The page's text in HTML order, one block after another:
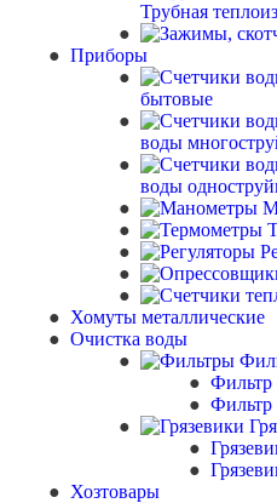
Трубная
Приборы
бытовые
воды
воды
Хомуты металлические
Очистка воды
Фильтр
Хозтовары